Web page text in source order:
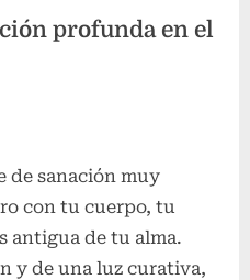
profunda en el
de sanación muy
con tu cuerpo, tu
antigua de tu alma.
y de una luz curativa,